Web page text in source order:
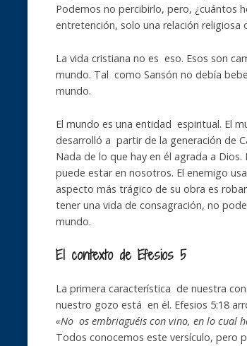
Podemos no percibirlo, pero, ¿cuántos
entretención, solo una relación religiosa
La vida cristiana no es eso. Esos son
mundo. Tal como Sansón no debía
mundo.
El mundo es una entidad espiritual. El
desarrolló a partir de la generación de
Nada de lo que hay en él agrada a
puede estar en nosotros. El enemigo
aspecto más trágico de su obra es
tener una vida de consagración, no
mundo.
El contexto de Efesios 5
La primera característica de nuestra
nuestro gozo está en él. Efesios 5:18
«No os embriaguéis con vino, en lo cual
Todos conocemos este versículo, pero